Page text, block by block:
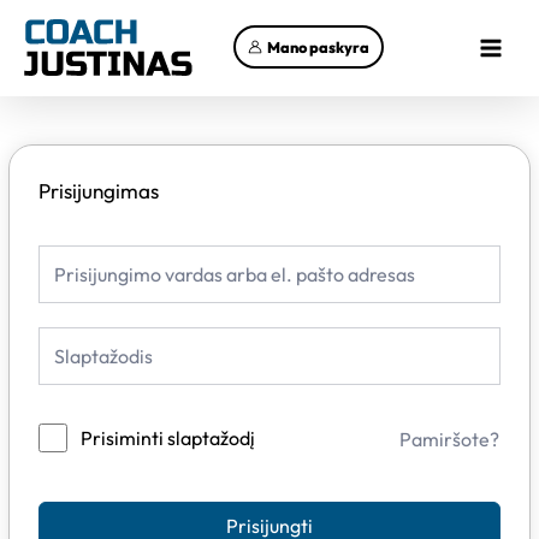
prie
turinio
Mano paskyra
Menu
Prisijungimas
Prisiminti slaptažodį Pamiršote?
Prisijungti